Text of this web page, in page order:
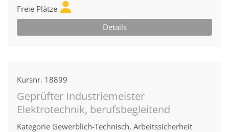
Freie Plätze
Details
Kursnr. 18899
Geprüfter Industriemeister
Elektrotechnik, berufsbegleitend
Kategorie Gewerblich-Technisch, Arbeitssicherheit